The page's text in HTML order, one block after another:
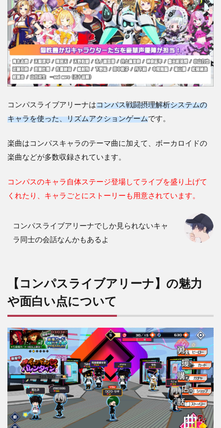
な
の？
2
【コ
スラ
イブ
アリ
ー
の魅
力や
につ
いて
コン
のキ
った
爽快
クシ
ョン
チプ
レイ
やオ
ート
機能
もあ
る
3
【コ
ンパ
コンパスライブアリーナはコンパス戦闘摂理解析システムの
キャラを使った、リズムアクションゲームです。
楽曲はコンパスキャラのテーマ曲に加えて、ボーカロイドの
楽曲などが多数収録されています。
コンパスのキャラ自体ステージ登場してライブを盛り上げて
くれたり、キャラごとにストーリーも用意されています。
コンパスライブアリーナでしか見られないキャ
ラ同士の会話なんかもあるよ
【コンパスライブアリーナ】の魅力
や面白い点について